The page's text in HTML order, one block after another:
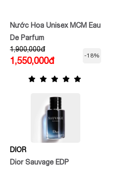
Nước Hoa Unisex MCM Eau
De Parfum
1,900,000đ
1,550,000đ
-18%
DIOR
Dior Sauvage EDP